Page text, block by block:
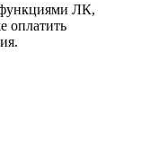
ЛК,
оплатить